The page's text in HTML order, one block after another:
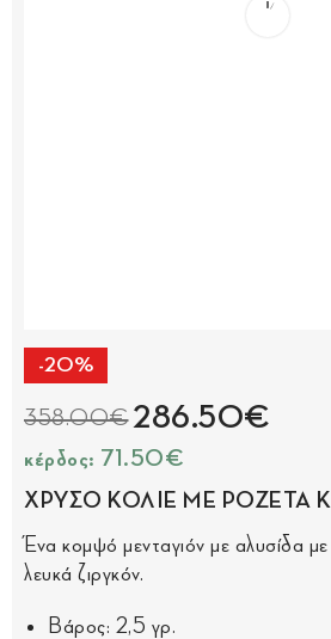
-20%
358.00€286.50€
κέρδος: 71.50€
ΧΡΥΣΟ ΚΟΛΙΕ ΜΕ ΡΟΖΕΤΑ
Ένα κομψό μενταγιόν με αλυσίδα
λευκά ζιργκόν.
Βάρος: 2,5 γρ.